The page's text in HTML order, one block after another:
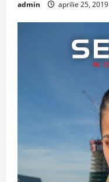
admin aprilie 25, 2019